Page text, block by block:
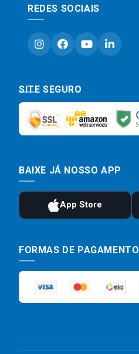
REDES SOCIAIS
SITE SEGURO
BAIXE JÁ NOSSO APP
FORMAS DE PAGAMENTO